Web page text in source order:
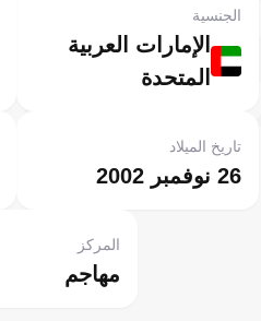
الإمارات العربية
المتحدة
الجنسية
26 نوفمبر 2002
تاريخ الميلاد
مهاجم
المركز